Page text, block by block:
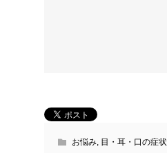
お悩み, 目・耳・口の症状